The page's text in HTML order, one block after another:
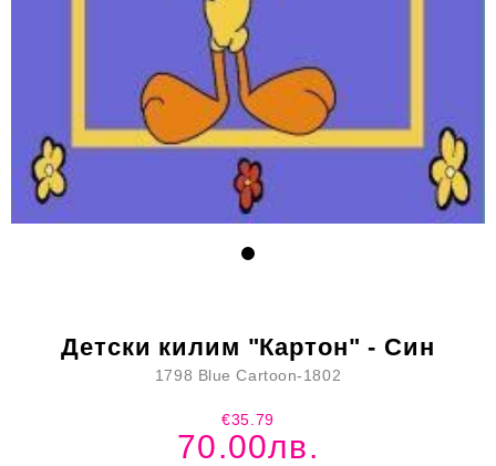
Детски килим "Картон" - Син
1798 Blue Cartoon-1802
€35.79
70.00лв.